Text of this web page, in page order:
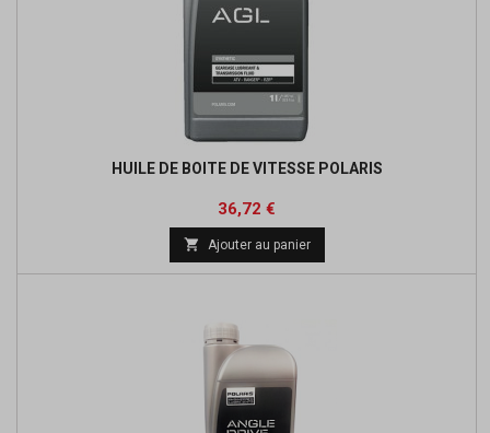
HUILE DE BOITE DE VITESSE POLARIS
Prix
36,72 €
 Ajouter au panier